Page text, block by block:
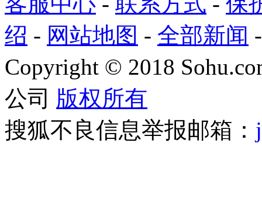
绍 - 网站地图 - 全部新闻
Copyright © 2018
公司 版权所有
搜狐不良信息举报邮箱：